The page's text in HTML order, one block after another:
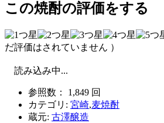
この焼酎の評価をする
だ評価はされていません ）
読み込み中...
参照数： 1,849 回
カテゴリ: 宮崎,麦焼酎
蔵元: 古澤醸造